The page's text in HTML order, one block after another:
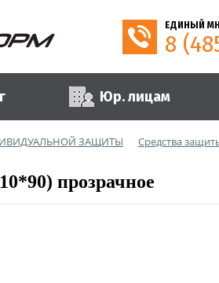
ЕДИНЫЙ
8
Юр. лицам
ЗАЩИТЫ Средства
прозрачное